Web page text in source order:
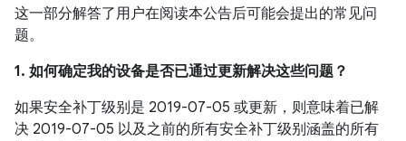
这一部分解答了用户在阅读本公告后可能会提出的常见问
题。
1. 如何确定我的设备是否已通过更新解决这些问题？
如果安全补丁级别是 2019-07-05 或更新，则意味着已解
决 2019-07-05 以及之前的所有安全补丁级别涵盖的所有